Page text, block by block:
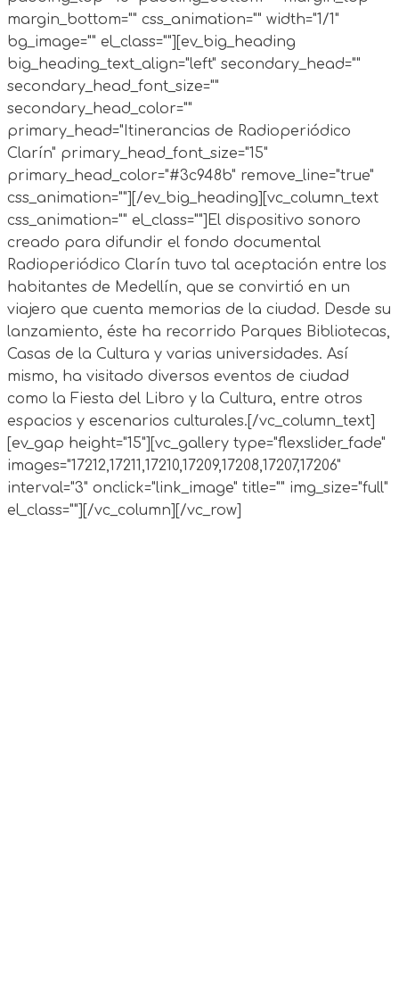
margin_bottom="" css_animation="" width="1/1"
bg_image="" el_class=""][ev_big_heading
big_heading_text_align="left" secondary_head=""
secondary_head_font_size=""
secondary_head_color=""
primary_head="Itinerancias de Radioperiódico
Clarín" primary_head_font_size="15"
primary_head_color="#3c948b" remove_line="true"
css_animation=""][/ev_big_heading][vc_column_text
css_animation="" el_class=""]El dispositivo sonoro
creado para difundir el fondo documental
Radioperiódico Clarín tuvo tal aceptación entre los
habitantes de Medellín, que se convirtió en un
viajero que cuenta memorias de la ciudad. Desde su
lanzamiento, éste ha recorrido Parques Bibliotecas,
Casas de la Cultura y varias universidades. Así
mismo, ha visitado diversos eventos de ciudad
como la Fiesta del Libro y la Cultura, entre otros
espacios y escenarios culturales.[/vc_column_text]
[ev_gap height="15"][vc_gallery type="flexslider_fade"
images="17212,17211,17210,17209,17208,17207,17206"
interval="3" onclick="link_image" title="" img_size="full"
el_class=""][/vc_column][/vc_row]